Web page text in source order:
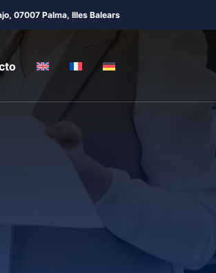
07007 Palma, Illes Balears